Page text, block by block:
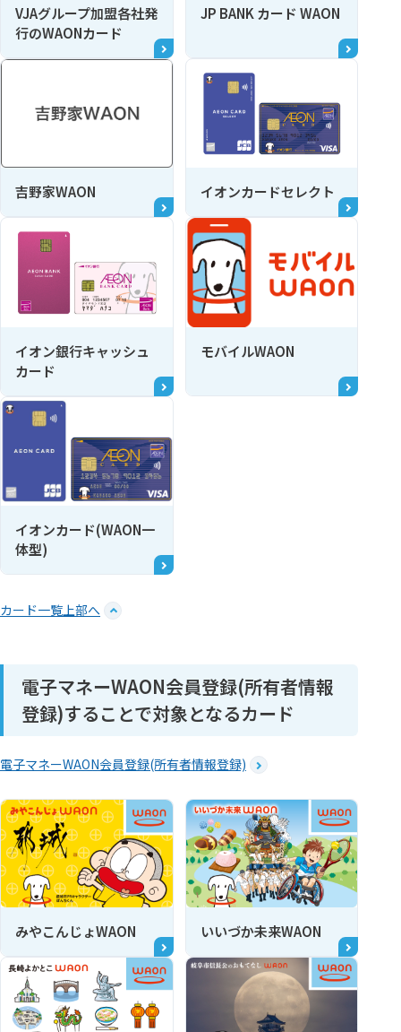
VJAグループ加盟各社発
行のWAONカード
JP BANK カード WAON
吉野家WAON イオンカードセレクト
イオン銀行キャッシュ
カード
モバイルWAON
イオンカード(WAON一
体型)
カード一覧上部へ
電子マネーWAON会員登録(所有者情報
登録)することで対象となるカード
電子マネーWAON会員登録(所有者情報登録)
みやこんじょWAON いいづか未来WAON